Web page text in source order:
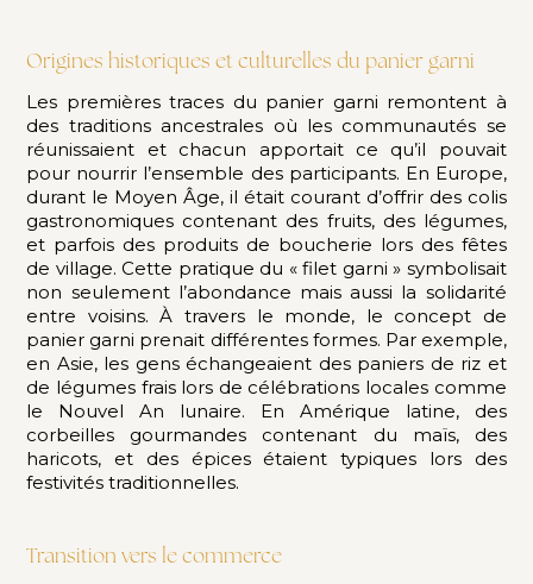
Origines historiques et culturelles du panier garni
Les premières traces du panier garni remontent à
des traditions ancestrales où les communautés se
réunissaient et chacun apportait ce qu’il pouvait
pour nourrir l’ensemble des participants. En Europe,
durant le Moyen Âge, il était courant d’offrir des colis
gastronomiques contenant des fruits, des légumes,
et parfois des produits de boucherie lors des fêtes
de village. Cette pratique du « filet garni » symbolisait
non seulement l’abondance mais aussi la solidarité
entre voisins. À travers le monde, le concept de
panier garni prenait différentes formes. Par exemple,
en Asie, les gens échangeaient des paniers de riz et
de légumes frais lors de célébrations locales comme
le Nouvel An lunaire. En Amérique latine, des
corbeilles gourmandes contenant du maïs, des
haricots, et des épices étaient typiques lors des
festivités traditionnelles.
Transition vers le commerce